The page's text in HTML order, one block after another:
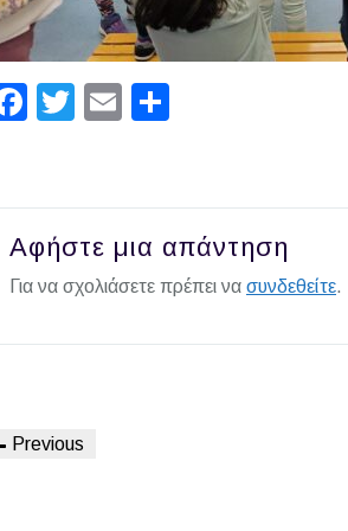
Facebook
TwitterEmail
Αφήστε μια απάντηση
Για να σχολιάσετε πρέπει να συνδεθείτε.
Πλοήγηση
Previous
Previous